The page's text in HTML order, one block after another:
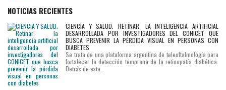
NOTICIAS RECIENTES
CIENCIA Y SALUD. RETINAR: LA INTELIGENCIA ARTIFICIAL
DESARROLLADA POR INVESTIGADORES DEL CONICET QUE
BUSCA PREVENIR LA PÉRDIDA VISUAL EN PERSONAS CON
DIABETES
Se trata de una plataforma argentina de teleoftalmología para
fortalecer la detección temprana de la retinopatía diabética.
Detrás de esta…